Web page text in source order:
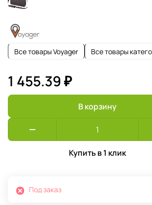
Все товары Voyager Все товары
1 455.39 ₽
В корзину
Купить в 1 клик
Под заказ